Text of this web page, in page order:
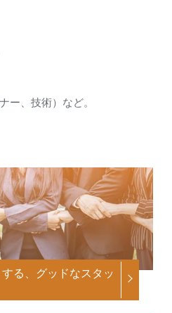
ー、技術）など。
る、グッドなスタッ